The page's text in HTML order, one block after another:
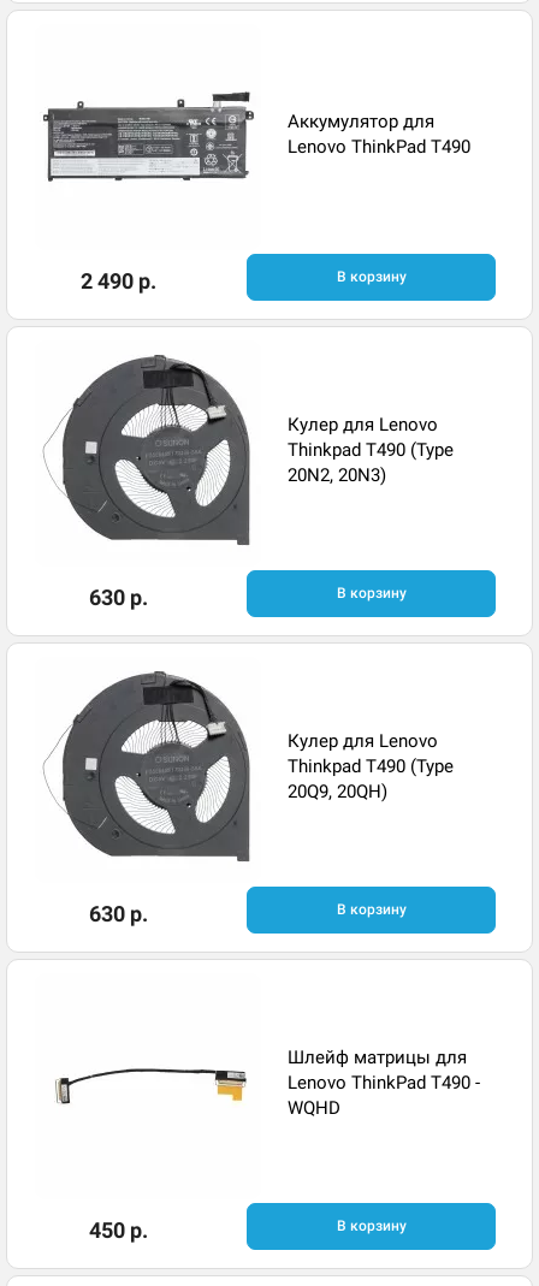
Аккумулятор для
Lenovo ThinkPad T490
2 490 р. В корзину
Кулер для Lenovo
Thinkpad T490 (Type
20N2, 20N3)
630 р. В корзину
Кулер для Lenovo
Thinkpad T490 (Type
20Q9, 20QH)
630 р. В корзину
Шлейф матрицы для
Lenovo ThinkPad T490 -
WQHD
450 р. В корзину